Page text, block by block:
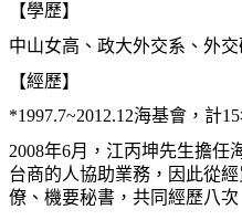
【學歷】
中山女高、政大外交系、外
【經歷】
*1997.7~2012.12海基會，計
2008年6月，江丙坤先生擔任
台商的人協助業務，因此從
僚、機要秘書，共同經歷八次